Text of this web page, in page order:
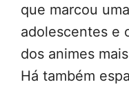
que marcou
adolescentes e
dos animes
Há também